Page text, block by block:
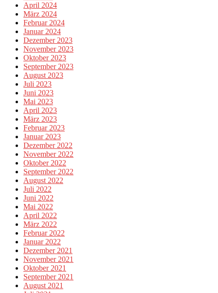
April 2024
März 2024
Februar 2024
Januar 2024
Dezember 2023
November 2023
Oktober 2023
September 2023
August 2023
Juli 2023
Juni 2023
Mai 2023
April 2023
März 2023
Februar 2023
Januar 2023
Dezember 2022
November 2022
Oktober 2022
September 2022
August 2022
Juli 2022
Juni 2022
Mai 2022
April 2022
März 2022
Februar 2022
Januar 2022
Dezember 2021
November 2021
Oktober 2021
September 2021
August 2021